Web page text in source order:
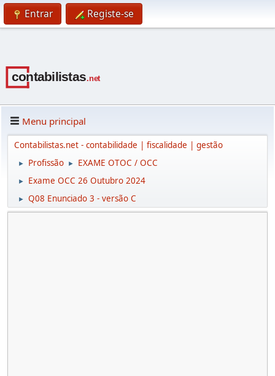
Entrar Registe-se
Menu principal
Contabilistas.net - contabilidade | fiscalidade | gestão
► Profissão ► EXAME OTOC / OCC
► Exame OCC 26 Outubro 2024
► Q08 Enunciado 3 - versão C